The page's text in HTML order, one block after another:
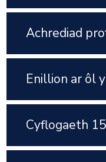
Achrediad
Enillion ar ôl
Cyflogaeth